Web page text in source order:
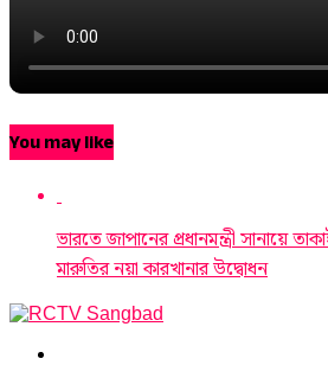
You may like
ভারতে জাপানের প্রধানমন্ত্রী সানায়ে
মারুতির নয়া কারখানার উদ্বোধন